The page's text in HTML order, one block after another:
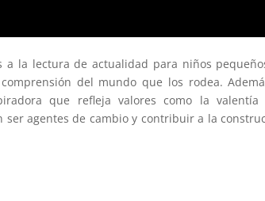
a la lectura de actualidad para niños
del mundo que los rodea.
que refleja valores como la
agentes de cambio y contribuir a la